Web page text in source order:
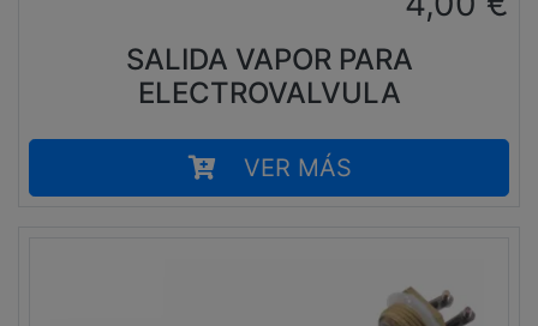
SALIDA VAPOR PARA
ELECTROVALVULA
VER MÁS